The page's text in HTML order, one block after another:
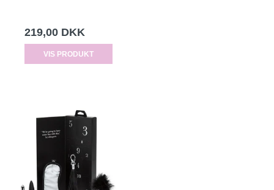
219,00 DKK
VIS PRODUKT